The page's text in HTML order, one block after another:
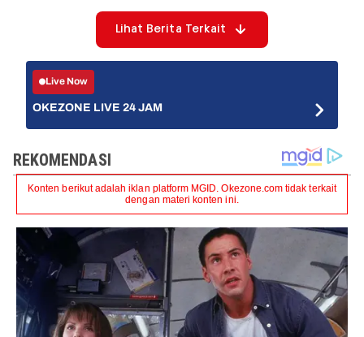
Lihat Berita Terkait
Live Now
OKEZONE LIVE 24 JAM